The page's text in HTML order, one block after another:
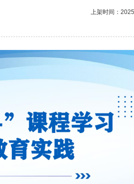
上架时间：